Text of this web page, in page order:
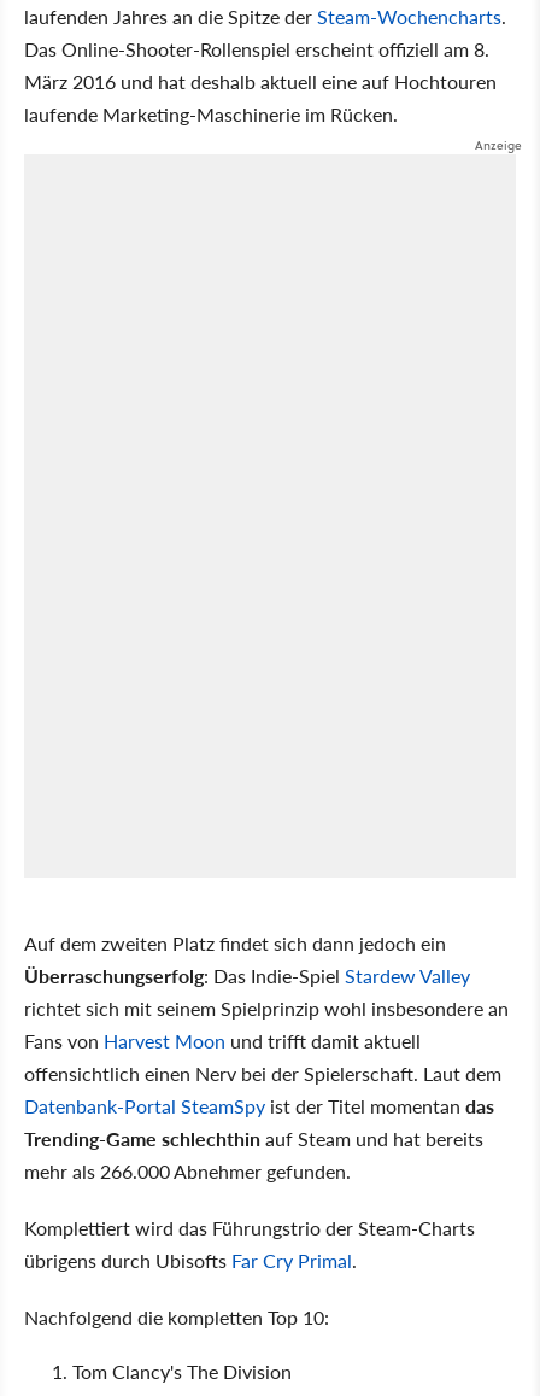
laufenden Jahres an die Spitze derSteam-Wochencharts.
Das Online-Shooter-Rollenspiel erscheint offiziell am 8.
März 2016 und hat deshalb aktuell eine auf Hochtouren
laufende Marketing-Maschinerie im Rücken.
Auf dem zweiten Platz findet sich dann jedoch ein
Überraschungserfolg: Das Indie-Spiel Stardew Valley
richtet sich mit seinem Spielprinzip wohl insbesondere an
Fans von Harvest Moon und trifft damit aktuell
offensichtlich einen Nerv bei der Spielerschaft. Laut dem
Datenbank-Portal SteamSpy ist der Titel momentan das
Trending-Game schlechthinauf Steam und hat bereits
mehr als 266.000 Abnehmer gefunden.
Komplettiert wird das Führungstrio der Steam-Charts
übrigens durch Ubisofts Far Cry Primal.
Nachfolgend die kompletten Top 10:
Tom Clancy's The Division